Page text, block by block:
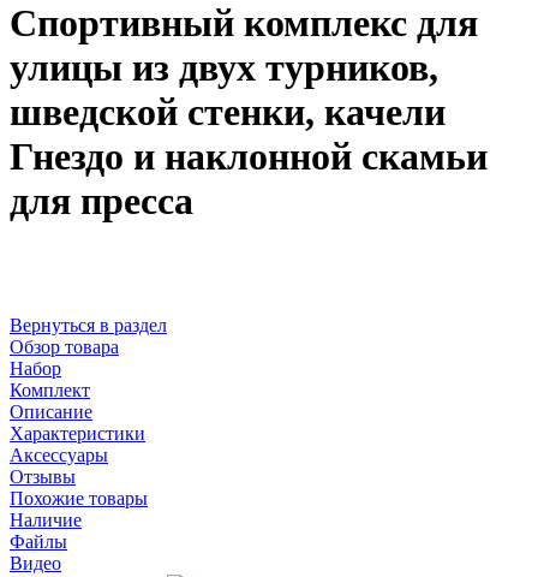
Спортивный комплекс для
улицы из двух турников,
шведской стенки, качели
Гнездо и наклонной скамьи
для пресса
Вернуться в раздел
Обзор товара
Набор
Комплект
Описание
Характеристики
Аксессуары
Отзывы
Похожие товары
Наличие
Файлы
Видео